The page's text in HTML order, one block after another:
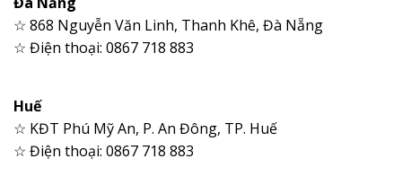
☆ 868 Nguyễn Văn Linh, Thanh Khê, Đà Nẵng
☆ Điện thoại: 0867 718 883
Huế
☆ KĐT Phú Mỹ An, P. An Đông, TP. Huế
☆ Điện thoại: 0867 718 883